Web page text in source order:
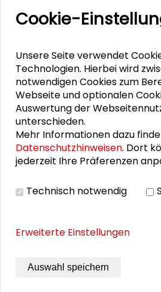
Privatradio und wechselte
Redakteurin und
Politik- und der
mittlerweile Teamleiterin im
Dort beschäftigt sie sich
Medizinthemen und der
Infektionskrankheiten.
Ihr Podcast „Coronavirus-
mit zwei Grimme Online
Wissenschaftsjournalismus
der
Jahren den
Forschungsthemen zu
Nachhaltigkeit und Klima
Cookie-
Unsere Seite verwendet
Technologien. Hierbei wird
notwendigen Cookies zum
Webseite und optionalen
Auswertung der
unterschieden.
Mehr Informationen dazu
Datenschutzhinweisen. Dort
jederzeit Ihre Präferenzen
Technisch notwendig
Erweiterte Einstellungen
Auswahl speichern